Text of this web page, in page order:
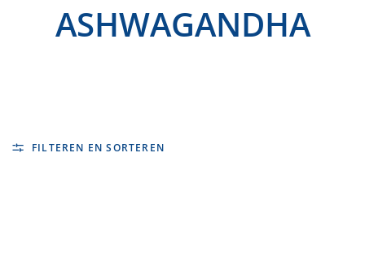
ASHWAGANDHA
FILTEREN EN SORTEREN